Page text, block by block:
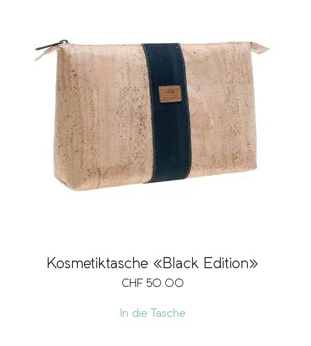
Kosmetiktasche «Black Edition»
CHF 50.00
In die Tasche